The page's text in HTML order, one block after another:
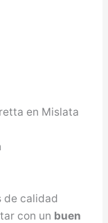
en Mislata
de calidad
con un buen